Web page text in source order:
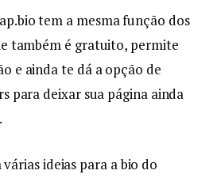
tem a mesma função dos
também é gratuito, permite
e ainda te dá a opção de
para deixar sua página ainda
ideias para a bio do